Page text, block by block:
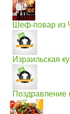
Шеф-повар из
Израильская
Поздравление